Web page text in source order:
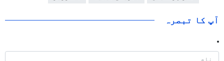
آپ کا تبصرہ